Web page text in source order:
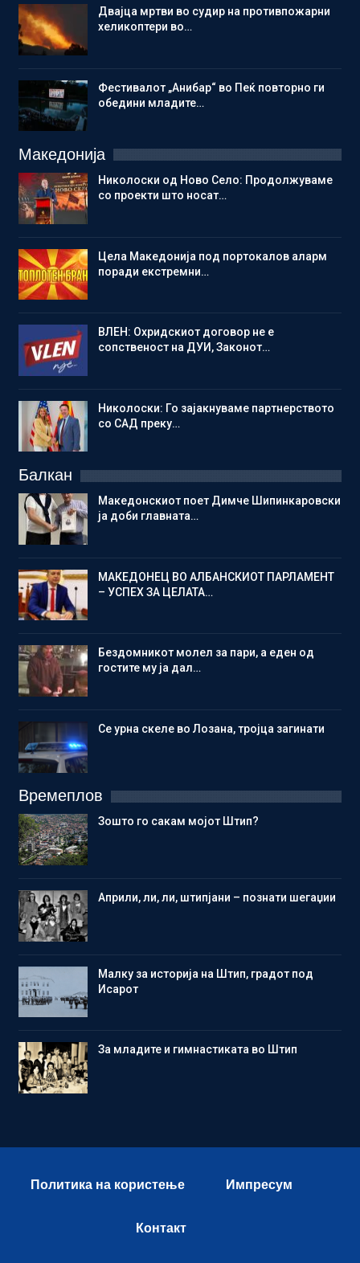
Двајца мртви во судир на противпожарни
хеликоптери во…
Фестивалот „Анибар“ во Пеќ повторно ги
обедини младите…
Македонија
Николоски од Ново Село: Продолжуваме
со проекти што носат…
Цела Македонија под портокалов аларм
поради екстремни…
ВЛЕН: Охридскиот договор не е
сопственост на ДУИ, Законот…
Николоски: Го зајакнуваме партнерството
со САД преку…
Балкан
Македонскиот поет Димче Шипинкаровски
ја доби главната…
МАКЕДОНЕЦ ВО АЛБАНСКИОТ ПАРЛАМЕНТ
– УСПЕХ ЗА ЦЕЛАТА…
Бездомникот молел за пари, а еден од
гостите му ја дал…
Се урна скеле во Лозана, тројца загинати
Времеплов
Зошто го сакам мојот Штип?
Aприли, ли, ли, штипјани – познати шегаџии
Малку за историја на Штип, градот под
Исарот
Зa младите и гимнастиката во Штип
Политика на користење Импресум
Контакт